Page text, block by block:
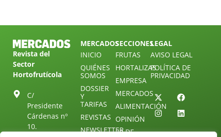
Revista del
Sector
Hortofrutícola
C/
Presidente
Cárdenas nº
10.
MERCADOS
INICIO
QUIÉNES
SOMOS
DOSSIER
Y
TARIFAS
REVISTAS
NEWSLETTER
SECCIONES
FRUTAS
HORTALIZAS
EMPRESA
MERCADOS
ALIMENTACIÓN
OPINIÓN
30 DE
LEGAL
AVISO LEGAL
POLÍTICA DE
PRIVACIDAD